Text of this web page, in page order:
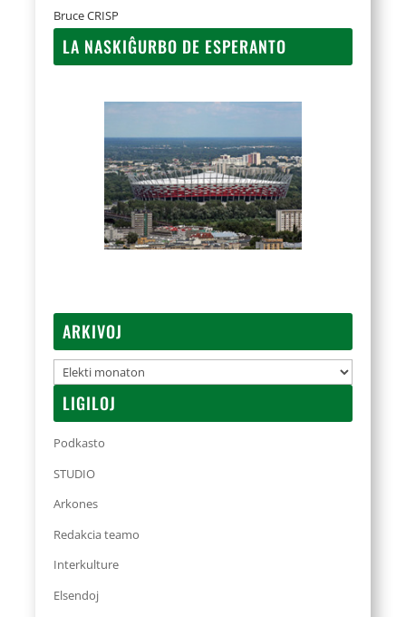
Bruce CRISP
LA NASKIĜURBO DE ESPERANTO
ARKIVOJ
Arkivoj
LIGILOJ
Podkasto
STUDIO
Arkones
Redakcia teamo
Interkulture
Elsendoj